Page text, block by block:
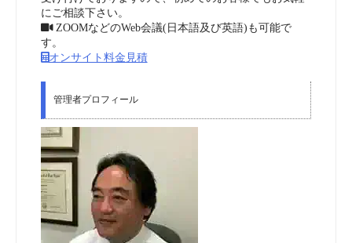
にご相談下さい。
ZOOMなどのWeb会議(日本語及び英語)も可能で
す。
オンサイト料金見積
管理者プロフィール